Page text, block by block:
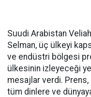
Suudi Arabistan
Selman, üç ülkeyi
ve endüstri bölgesi
ülkesinin izleyeceği
mesajlar verdi.
tüm dinlere ve